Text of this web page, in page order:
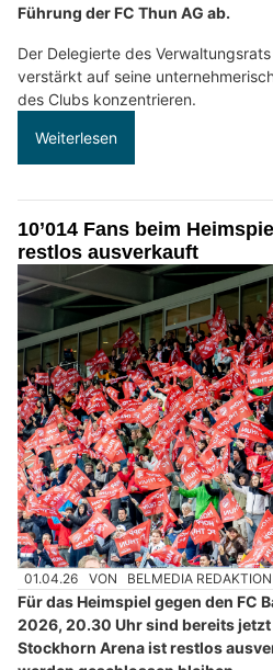
Führung der FC Thun AG ab.
Der Delegierte des
verstärkt auf seine
des Clubs konzentrieren.
Weiterlesen
10’014 Fans beim
restlos ausverkauft
01.04.26 VON BELMEDIA REDAKTION
Für das Heimspiel gegen den FC
2026, 20.30 Uhr sind bereits
Stockhorn Arena ist restlos